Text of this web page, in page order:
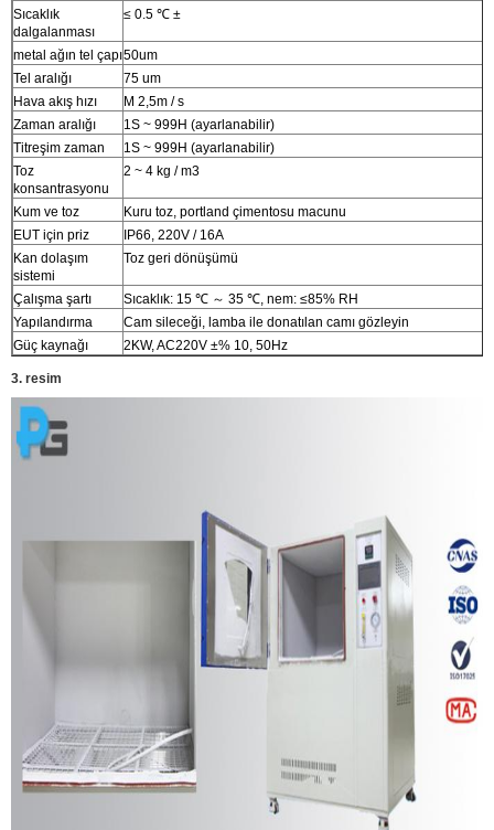
Sıcaklık
dalgalanması
≤ 0.5 ℃ ±
metal ağın tel çapı50um
Tel aralığı
75 um
Hava akış hızı
M 2,5m / s
Zaman aralığı
1S ~ 999H (ayarlanabilir)
Titreşim zaman
1S ~ 999H (ayarlanabilir)
Toz
konsantrasyonu
2 ~ 4 kg / m3
Kum ve toz
Kuru toz, portland çimentosu macunu
EUT için priz
IP66, 220V / 16A
Kan dolaşım
sistemi
Toz geri dönüşümü
Çalışma şartı
Sıcaklık: 15 ℃ ～ 35 ℃, nem: ≤85% RH
Yapılandırma
Cam sileceği, lamba ile donatılan camı gözleyin
Güç kaynağı
2KW, AC220V ±% 10, 50Hz
3. resim